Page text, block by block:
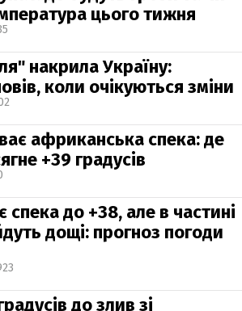
цього тижня
накрила Україну:
коли очікуються зміни
африканська спека: де
+39 градусів
спека до +38, але в частині
дощі: прогноз погоди
до злив зі